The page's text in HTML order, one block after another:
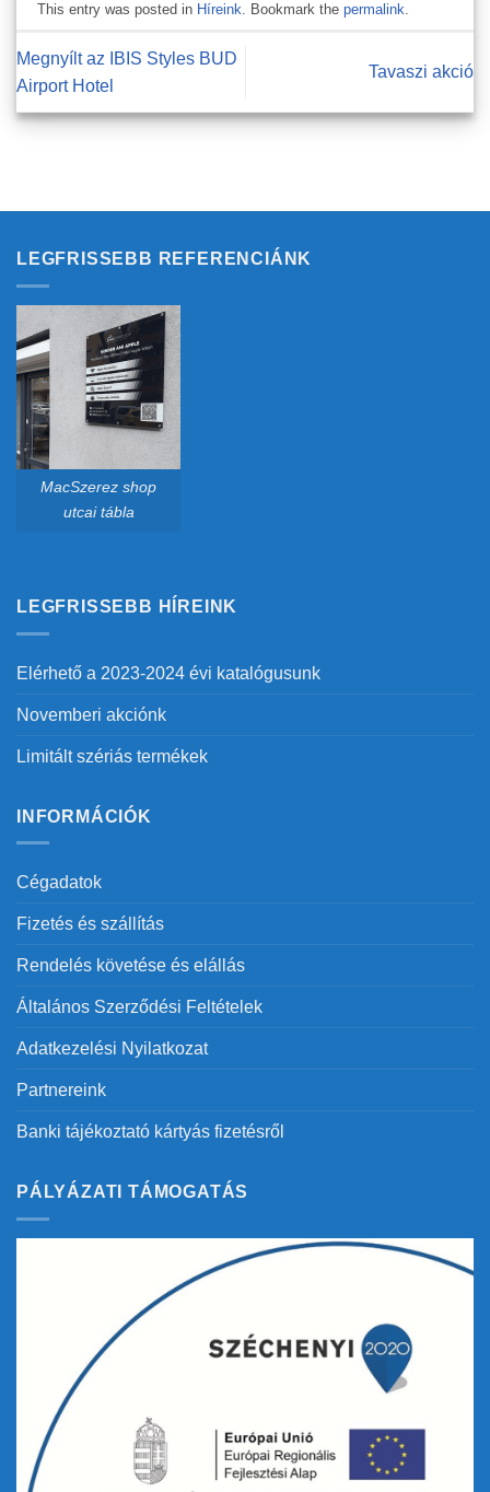
This entry was posted in Híreink. Bookmark thepermalink.
Megnyílt az IBIS Styles BUD
Airport Hotel
Tavaszi akció
LEGFRISSEBB REFERENCIÁNK
MacSzerez shop
utcai tábla
LEGFRISSEBB HÍREINK
Elérhető a 2023-2024 évi katalógusunk
Novemberi akciónk
Limitált szériás termékek
INFORMÁCIÓK
Cégadatok
Fizetés és szállítás
Rendelés követése és elállás
Általános Szerződési Feltételek
Adatkezelési Nyilatkozat
Partnereink
Banki tájékoztató kártyás fizetésről
PÁLYÁZATI TÁMOGATÁS